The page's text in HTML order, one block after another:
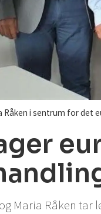
Råken i sentrum for
Maria Råken